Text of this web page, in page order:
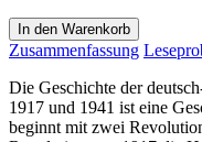
In den Warenkorb
Zusammenfassung
Die Geschichte der
1917 und 1941 ist eine
beginnt mit zwei